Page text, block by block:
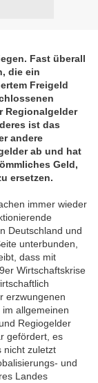
Fast überall
die ein
Freigeld
Regionalgelder
ist das
andere
ab und hat
Geld,
ersetzen.
immer wieder
Deutschland und
unterbunden,
dass mit
Wirtschaftskrise
erzwungenen
allgemeinen
Regiogelder
gefördert, es
nicht zuletzt
und
Landes